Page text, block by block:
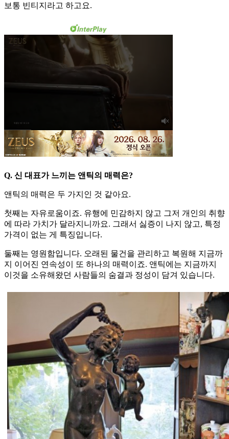
보통 빈티지라고 하고요.
Q. 신 대표가 느끼는 앤틱의 매력은?
앤틱의 매력은 두 가지인 것 같아요.
첫째는 자유로움이죠. 유행에 민감하지 않고 그저 개인의 취향
에 따라 가치가 달라지니까요. 그래서 싫증이 나지 않고, 특정
가격이 없는 게 특징입니다.
둘째는 영원함입니다. 오래된 물건을 관리하고 복원해 지금까
지 이어진 연속성이 또 하나의 매력이죠. 앤틱에는 지금까지
이것을 소유해왔던 사람들의 숨결과 정성이 담겨 있습니다.